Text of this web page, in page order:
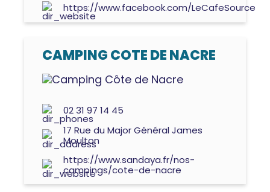
https://www.facebook.com/LeCafeSource
CAMPING COTE DE NACRE
02 31 97 14 45
17 Rue du Major Général James
Moulton
https://www.sandaya.fr/nos-
campings/cote-de-nacre